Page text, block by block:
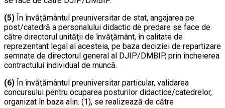
(5) În învăţământul preuniversitar de stat, angajarea pe
post/catedră a personalului didactic de predare se face de
către directorul unităţii de învăţământ, în calitate de
reprezentant legal al acesteia, pe baza deciziei de repartizare
semnate de directorul general al DJIP/DMBIP, prin încheierea
contractului individual de muncă.
(6) În învăţământul preuniversitar particular, validarea
concursului pentru ocuparea posturilor didactice/catedrelor,
organizat în baza alin. (1), se realizează de către